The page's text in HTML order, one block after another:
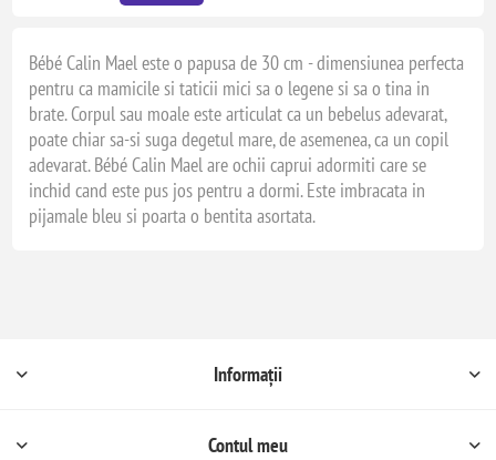
Bébé Calin Mael este o papusa de 30 cm - dimensiunea perfecta
pentru ca mamicile si taticii mici sa o legene si sa o tina in
brate. Corpul sau moale este articulat ca un bebelus adevarat,
poate chiar sa-si suga degetul mare, de asemenea, ca un copil
adevarat. Bébé Calin Mael are ochii caprui adormiti care se
inchid cand este pus jos pentru a dormi. Este imbracata in
pijamale bleu si poarta o bentita asortata.
Informații
Contul meu